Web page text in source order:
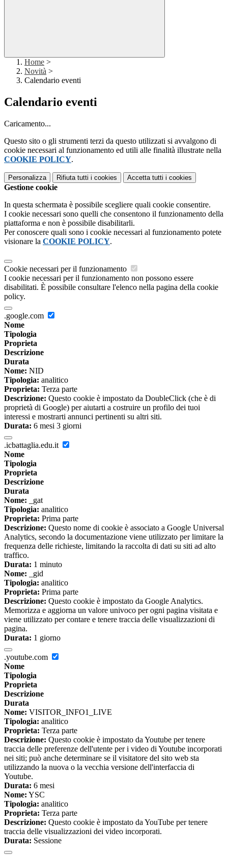
Home >
Novità >
Calendario eventi
Calendario eventi
Caricamento...
Questo sito o gli strumenti terzi da questo utilizzati si avvalgono di
cookie necessari al funzionamento ed utili alle finalità illustrate nella
COOKIE POLICY.
Personalizza Rifiuta tutti i cookies Accetta tutti i cookies
Gestione cookie
In questa schermata è possibile scegliere quali cookie consentire.
I cookie necessari sono quelli che consentono il funzionamento della
piattaforma e non è possibile disabilitarli.
Per conoscere quali sono i cookie necessari al funzionamento potete
visionare la COOKIE POLICY.
Cookie necessari per il funzionamento
I cookie necessari per il funzionamento non possono essere
disabilitati. È possibile consultare l'elenco nella pagina della cookie
policy.
.google.com
Nome
Tipologia
Proprieta
Descrizione
Durata
Nome: NID
Tipologia: analitico
Proprieta: Terza parte
Descrizione: Questo cookie è impostato da DoubleClick (che è di
proprietà di Google) per aiutarti a costruire un profilo dei tuoi
interessi e mostrarti annunci pertinenti su altri siti.
Durata: 6 mesi 3 giorni
.icbattaglia.edu.it
Nome
Tipologia
Proprieta
Descrizione
Durata
Nome: _gat
Tipologia: analitico
Proprieta: Prima parte
Descrizione: Questo nome di cookie è associato a Google Universal
Analytics, secondo la documentazione viene utilizzato per limitare la
frequenza delle richieste, limitando la raccolta di dati su siti ad alto
traffico.
Durata: 1 minuto
Nome: _gid
Tipologia: analitico
Proprieta: Prima parte
Descrizione: Questo cookie è impostato da Google Analytics.
Memorizza e aggiorna un valore univoco per ogni pagina visitata e
viene utilizzato per contare e tenere traccia delle visualizzazioni di
pagina.
Durata: 1 giorno
.youtube.com
Nome
Tipologia
Proprieta
Descrizione
Durata
Nome: VISITOR_INFO1_LIVE
Tipologia: analitico
Proprieta: Terza parte
Descrizione: Questo cookie è impostato da Youtube per tenere
traccia delle preferenze dell'utente per i video di Youtube incorporati
nei siti; può anche determinare se il visitatore del sito web sta
utilizzando la nuova o la vecchia versione dell'interfaccia di
Youtube.
Durata: 6 mesi
Nome: YSC
Tipologia: analitico
Proprieta: Terza parte
Descrizione: Questo cookie è impostato da YouTube per tenere
traccia delle visualizzazioni dei video incorporati.
Durata: Sessione